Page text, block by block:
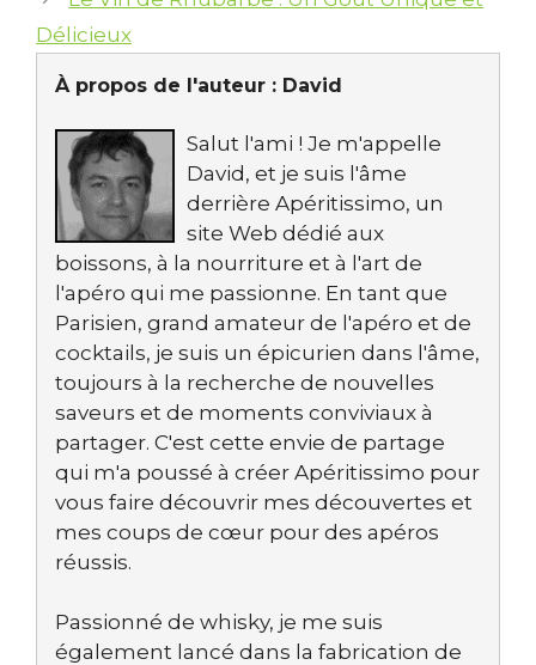
Délicieux
À propos de l'auteur : David
Salut l'ami ! Je m'appelle
David, et je suis l'âme
derrière Apéritissimo, un
site Web dédié aux
boissons, à la nourriture et à l'art de
l'apéro qui me passionne. En tant que
Parisien, grand amateur de l'apéro et de
cocktails, je suis un épicurien dans l'âme,
toujours à la recherche de nouvelles
saveurs et de moments conviviaux à
partager. C'est cette envie de partage
qui m'a poussé à créer Apéritissimo pour
vous faire découvrir mes découvertes et
mes coups de cœur pour des apéros
réussis.
Passionné de whisky, je me suis
également lancé dans la fabrication de